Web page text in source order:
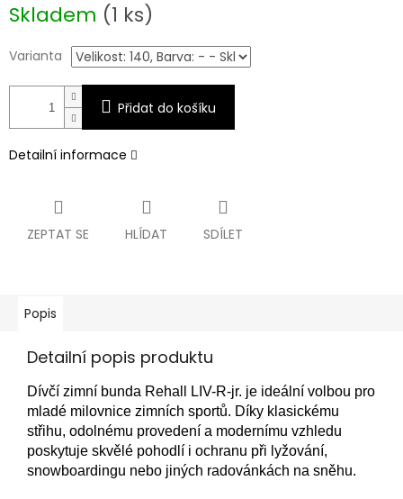
cena:
Skladem (1 ks)
Varianta
Přidat do košíku
Detailní informace
ZEPTAT SE HLÍDAT SDÍLET
Popis
Detailní popis produktu
Dívčí zimní bunda Rehall LIV-R-jr. je ideální volbou pro
mladé milovnice zimních sportů. Díky klasickému
střihu, odolnému provedení a modernímu vzhledu
poskytuje skvělé pohodlí i ochranu při lyžování,
snowboardingu nebo jiných radovánkách na sněhu.